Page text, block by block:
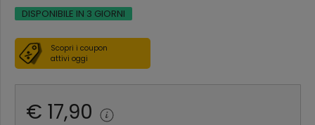
DISPONIBILE IN 3 GIORNI
Scopri i coupon
attivi oggi
€ 17,90